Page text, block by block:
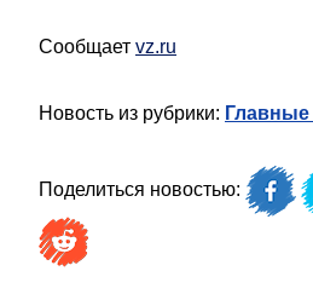
Сообщает vz.ru
Новость из рубрики:
Поделиться новостью: